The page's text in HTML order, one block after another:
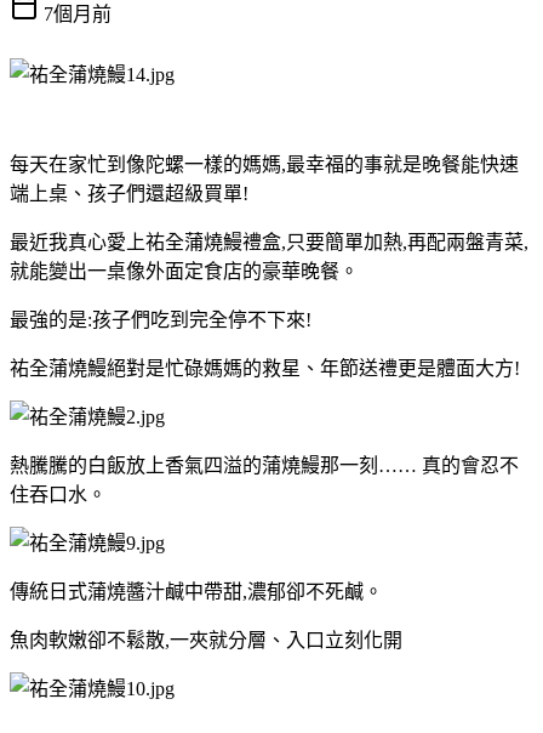
7個月前
每天在家忙到像陀螺一樣的媽媽,最幸福的事就是晚餐能快速
端上桌、孩子們還超級買單!
最近我真心愛上祐全蒲燒鰻禮盒,只要簡單加熱,再配兩盤青菜,
就能變出一桌像外面定食店的豪華晚餐。
最強的是:孩子們吃到完全停不下來!
祐全蒲燒鰻絕對是忙碌媽媽的救星、年節送禮更是體面大方!
熱騰騰的白飯放上香氣四溢的蒲燒鰻那一刻…… 真的會忍不
住吞口水。
傳統日式蒲燒醬汁鹹中帶甜,濃郁卻不死鹹。
魚肉軟嫩卻不鬆散,一夾就分層、入口立刻化開